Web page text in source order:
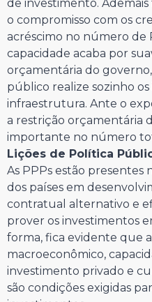
de investimento.
o compromisso com os
acréscimo no número de
capacidade acaba por
orçamentária do
público realize sozinho
infraestrutura. Ante o
a restrição orçamentária
importante no número
Lições de Política
As PPPs estão presentes
dos países em
contratual alternativo e
prover os investimentos
forma, fica evidente que
macroeconômico,
investimento privado e
são condições exigidas